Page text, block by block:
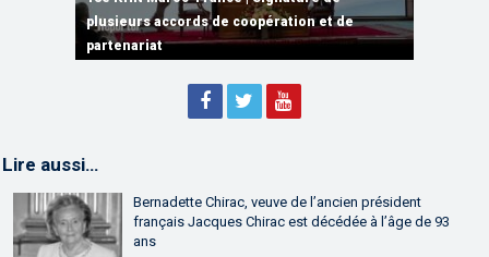
plusieurs accords de coopération et de
partenariat
15e RHN Maroc-France | Discours de
Sébastien Lecornu premier ministre français
15e Réunion de Haut Niveau Maroc-France |
Discours de M. Aziz Akhannouch
Lire aussi…
Bernadette Chirac, veuve de l’ancien président
français Jacques Chirac est décédée à l’âge de 93
ans